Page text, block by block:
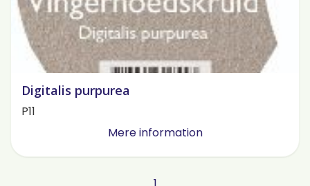
Digitalis purpurea
P11
Mere information